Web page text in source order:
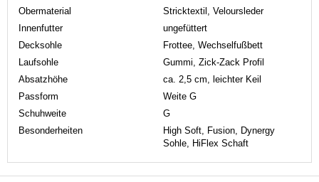
Obermaterial
Stricktextil, Veloursleder
Innenfutter
ungefüttert
Decksohle
Frottee, Wechselfußbett
Laufsohle
Gummi, Zick-Zack Profil
Absatzhöhe
ca. 2,5 cm, leichter Keil
Passform
Weite G
Schuhweite
G
Besonderheiten
High Soft, Fusion, Dynergy
Sohle, HiFlex Schaft